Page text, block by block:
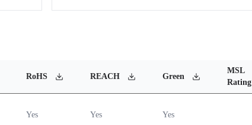
RoHS REACH Green
MSL
Rating
Yes Yes Yes